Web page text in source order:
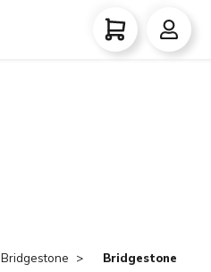
Bridgestone Bridgestone V-